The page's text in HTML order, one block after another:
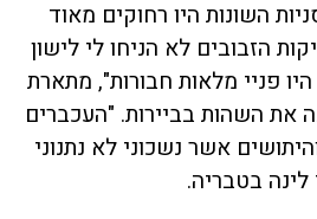
השונות היו רחוקים מאוד
הזבובים לא הניחו לי לישון
פניי מלאות חבורות", מתארת
את השהות בביירות. "העכברים
אשר נשכוני לא נתנוני
בטבריה.